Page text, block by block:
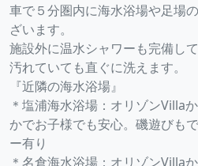
車で５分圏内に海水浴場や足場
ざいます。
施設外に温水シャワーも完備し
汚れていても直ぐに洗えます。
『近隣の海水浴場』
＊塩浦海水浴場：オリゾンVilla
かでお子様でも安心。磯遊びも
ー有り
＊名倉海水浴場：オリゾンVilla